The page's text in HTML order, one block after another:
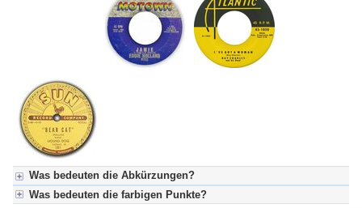
Was bedeuten die Abkürzungen?
Für LGTG-Let's Get The Groove:
Was bedeuten die farbigen Punkte?